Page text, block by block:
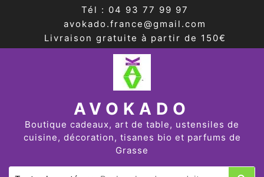
Tél : 04 93 77 99 97
avokado.france@gmail.com
Livraison gratuite à partir de 150€
AVOKADO
Boutique cadeaux, art de table, ustensiles de
cuisine, décoration, tisanes bio et parfums de
Grasse